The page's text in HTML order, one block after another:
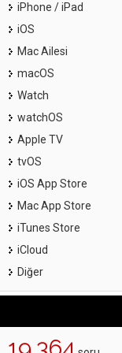
iPhone / iPad
iOS
Mac Ailesi
macOS
Watch
watchOS
Apple TV
tvOS
iOS App Store
Mac App Store
iTunes Store
iCloud
Diğer